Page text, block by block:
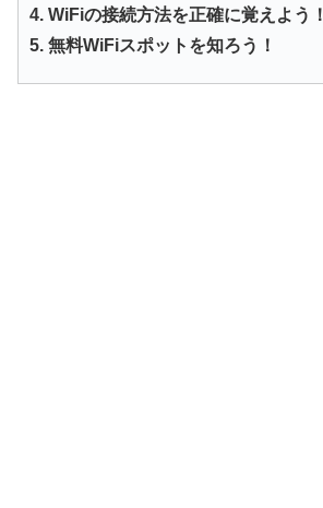
4. WiFiの接続方法を正確に覚えよう！
5. 無料WiFiスポットを知ろう！